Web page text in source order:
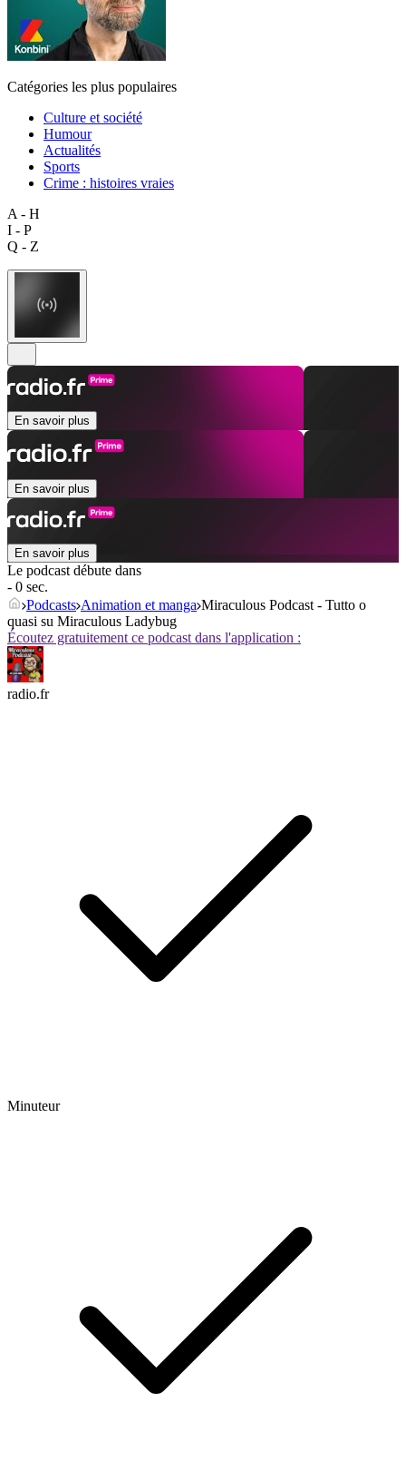
Catégories les plus populaires
Culture et société
Humour
Actualités
Sports
Crime : histoires vraies
A - H
I - P
Q - Z
En savoir plus
En savoir plus
En savoir plus
Le podcast débute dans
- 0 sec.
Podcasts Animation et manga Miraculous Podcast - Tutto o
quasi su Miraculous Ladybug
Écoutez gratuitement ce podcast dans l'application :
radio.fr
Minuteur